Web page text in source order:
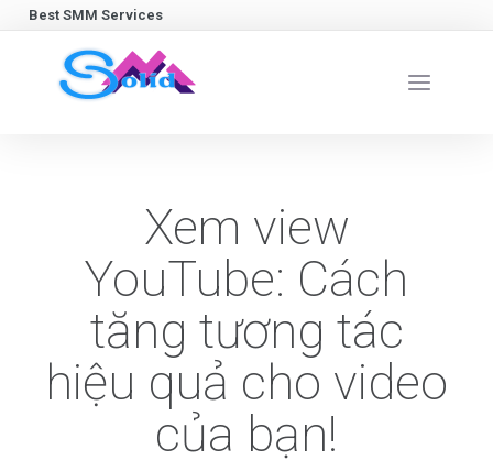
Best SMM Services
Xem view
YouTube: Cách
tăng tương tác
hiệu quả cho video
của bạn!